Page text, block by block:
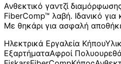
Ανθεκτικό γαντζί
FiberComp™ λαβή. Ιδανικό
Με θηκάρι για ασφαλή
Ηλεκτρικά Εργαλεία Κήπου
ΕξαρτήματαΑφροί